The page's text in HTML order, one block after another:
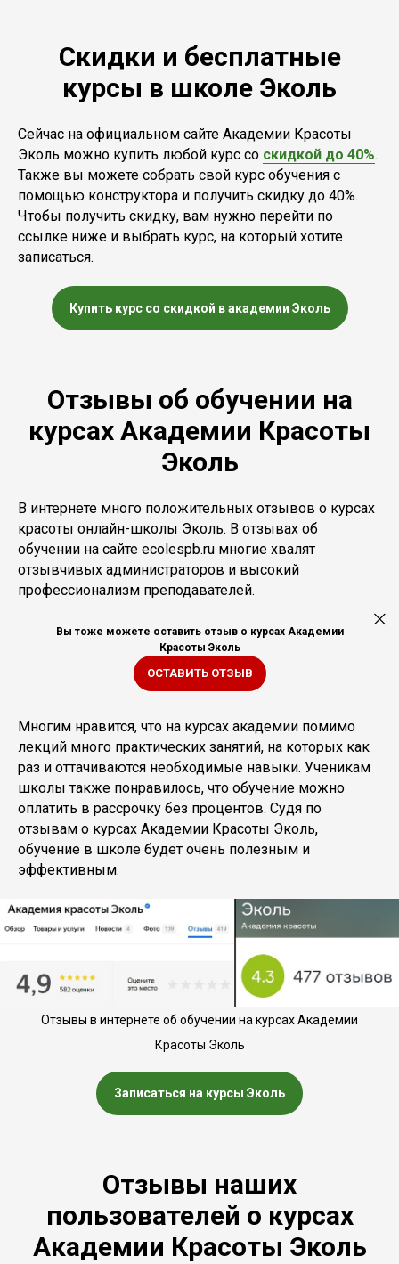
Скидки и бесплатные
курсы в школе Эколь
Сейчас на официальном сайте Академии Красоты
Эколь можно купить любой курс со скидкой до 40%.
Также вы можете собрать свой курс обучения с
помощью конструктора и получить скидку до 40%.
Чтобы получить скидку, вам нужно перейти по
ссылке ниже и выбрать курс, на который хотите
записаться.
Купить курс со скидкой в академии Эколь
Отзывы об обучении на
курсах Академии Красоты
Эколь
В интернете много положительных отзывов о курсах
красоты онлайн-школы Эколь. В отзывах об
обучении на сайте ecolespb.ru многие хвалят
отзывчивых администраторов и высокий
профессионализм преподавателей.
Вы тоже можете оставить отзыв о курсах Академии
Красоты Эколь
ОСТАВИТЬ ОТЗЫВ
Многим нравится, что на курсах академии помимо
лекций много практических занятий, на которых как
раз и оттачиваются необходимые навыки. Ученикам
школы также понравилось, что обучение можно
оплатить в рассрочку без процентов. Судя по
отзывам о курсах Академии Красоты Эколь,
обучение в школе будет очень полезным и
эффективным.
Отзывы в интернете об обучении на курсах Академии
Красоты Эколь
Записаться на курсы Эколь
Отзывы наших
пользователей о курсах
Академии Красоты Эколь